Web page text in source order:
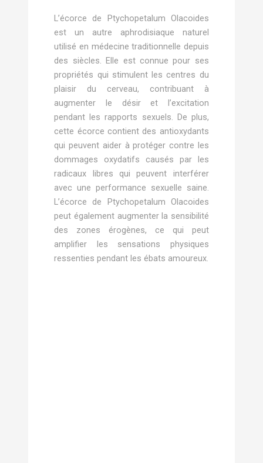
L’écorce de Ptychopetalum Olacoides
est un autre aphrodisiaque naturel
utilisé en médecine traditionnelle depuis
des siècles. Elle est connue pour ses
propriétés qui stimulent les centres du
plaisir du cerveau, contribuant à
augmenter le désir et l’excitation
pendant les rapports sexuels. De plus,
cette écorce contient des antioxydants
qui peuvent aider à protéger contre les
dommages oxydatifs causés par les
radicaux libres qui peuvent interférer
avec une performance sexuelle saine.
L’écorce de Ptychopetalum Olacoides
peut également augmenter la sensibilité
des zones érogènes, ce qui peut
amplifier les sensations physiques
ressenties pendant les ébats amoureux.